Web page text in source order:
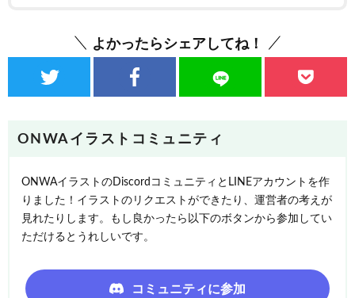
よかったらシェアしてね！
ONWAイラストコミュニティ
ONWAイラストのDiscordコミュニティとLINEアカウントを作
りました！イラストのリクエストができたり、運営者の考えが
見れたりします。もし良かったら以下のボタンから参加してい
ただけるとうれしいです。
コミュニティに参加